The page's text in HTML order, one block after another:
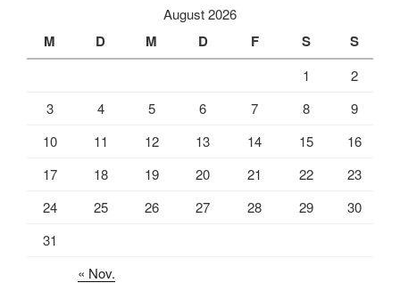
August 2026
M D M D F S S
1
2
3
4 5 6 7 8
9
10
11 12 13 14 15
16
17
18 19 20 21 22
23
24
25 26 27 28 29
30
31
« Nov.